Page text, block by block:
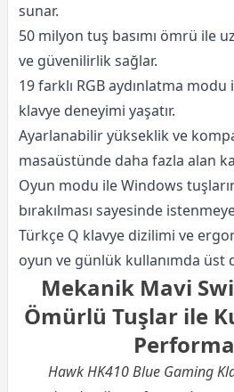
sunar.
50 milyon tuş basımı ömrü ile
ve güvenilirlik sağlar.
19 farklı RGB aydınlatma
klavye deneyimi yaşatır.
Ayarlanabilir yükseklik ve
masaüstünde daha fazla alan
Oyun modu ile Windows
bırakılması sayesinde
Türkçe Q klavye dizilimi ve
oyun ve günlük kullanımda üst
Mekanik Mavi
Ömürlü Tuşlar ile
Hawk HK410 Blue Gaming